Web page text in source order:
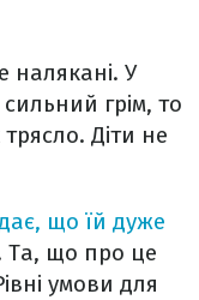
налякані. У
грім, то
Діти не
що їй дуже
Та, що про це
умови для